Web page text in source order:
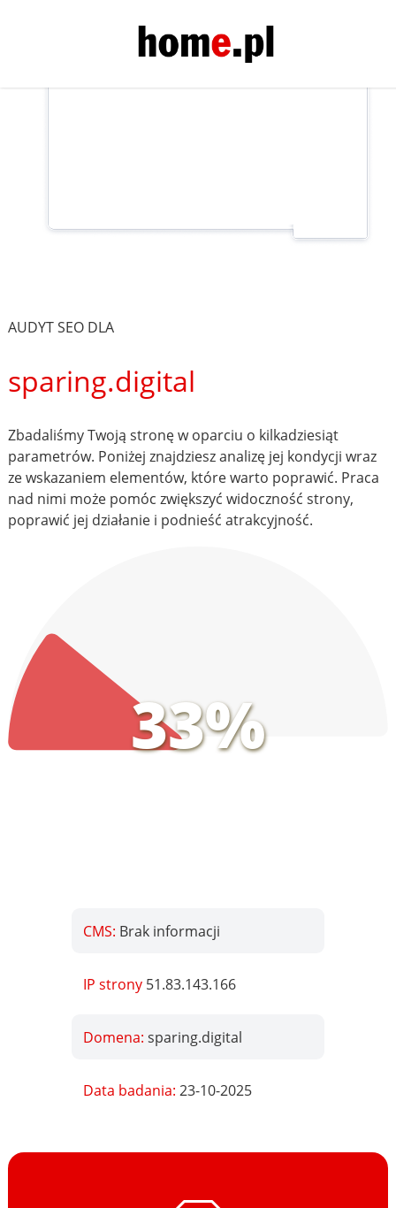
AUDYT SEO DLA
sparing.digital
Zbadaliśmy Twoją stronę w oparciu o kilkadziesiąt
parametrów. Poniżej znajdziesz analizę jej kondycji wraz
ze wskazaniem elementów, które warto poprawić. Praca
nad nimi może pomóc zwiększyć widoczność strony,
poprawić jej działanie i podnieść atrakcyjność.
33%
CMS: Brak informacji
IP strony 51.83.143.166
Domena:sparing.digital
Data badania:23-10-2025